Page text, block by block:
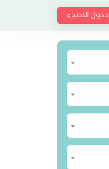
دخول الاطباء